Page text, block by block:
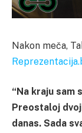
Nakon meča,
“Na kraju
Preostaloj
danas. Sada